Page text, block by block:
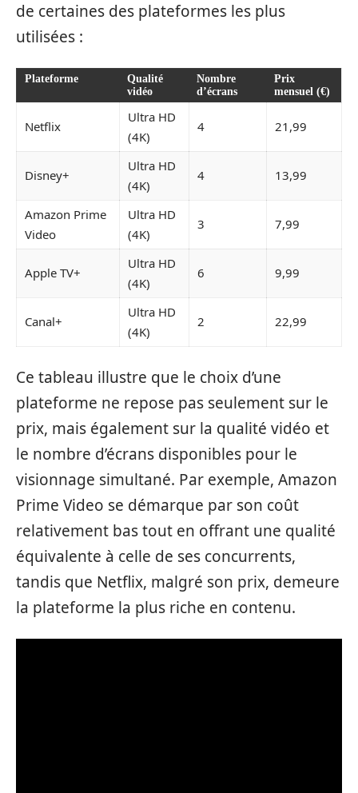
de certaines des plateformes les plus
utilisées :
Plateforme
Qualité
vidéo
Nombre
d’écrans
Prix
mensuel (€)
Netflix
Ultra HD
(4K)
4 21,99
Disney+
Ultra HD
(4K)
4 13,99
Amazon Prime
Video
Ultra HD
(4K)
3 7,99
Apple TV+
Ultra HD
(4K)
6 9,99
Canal+
Ultra HD
(4K)
2 22,99
Ce tableau illustre que le choix d’une
plateforme ne repose pas seulement sur le
prix, mais également sur la qualité vidéo et
le nombre d’écrans disponibles pour le
visionnage simultané. Par exemple, Amazon
Prime Video se démarque par son coût
relativement bas tout en offrant une qualité
équivalente à celle de ses concurrents,
tandis que Netflix, malgré son prix, demeure
la plateforme la plus riche en contenu.